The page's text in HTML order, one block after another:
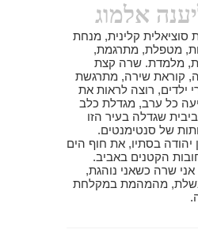
אלמוג
סוציאלית קלינית, מנחת
מטפלת, מתרגמת,
מלמדת. שרה קצת
קוראת שירה, מתרגשת
ילדים, רוצה לראות את
כל ערב, מגדלת כלב
שגדלה בעיר הזו
של סנטימנטים.
בסתיו, את חוף הים
הקטנים באביב.
שרה כשאני נוהגת,
מהמהמת במקלחת